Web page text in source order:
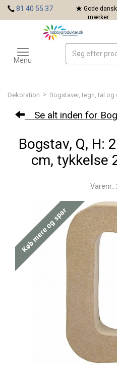
Dekoration > Bogstaver, tegn, tal og
Se alt inden for
Bogstav, Q, H:
cm, tykkelse
Varenr.:
Køb mere og spar
81 40 55 37
Gode
mærker
Toggle
navigation
Menu
Mærker